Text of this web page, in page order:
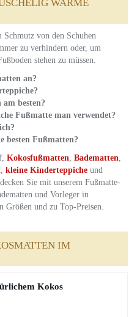
WARME F
von den Schuhen
zu verhindern oder, um
stehen zu müssen.
an?
besten?
Fußmatte man verwendet?
besten Fußmatten?
Kokosfußmatten, Badematten,
, kleine Kinderteppiche und
Sie mit unserem Fußmatte-
und Vorleger in
Größen und zu Top-Preisen.
IM
Kokos